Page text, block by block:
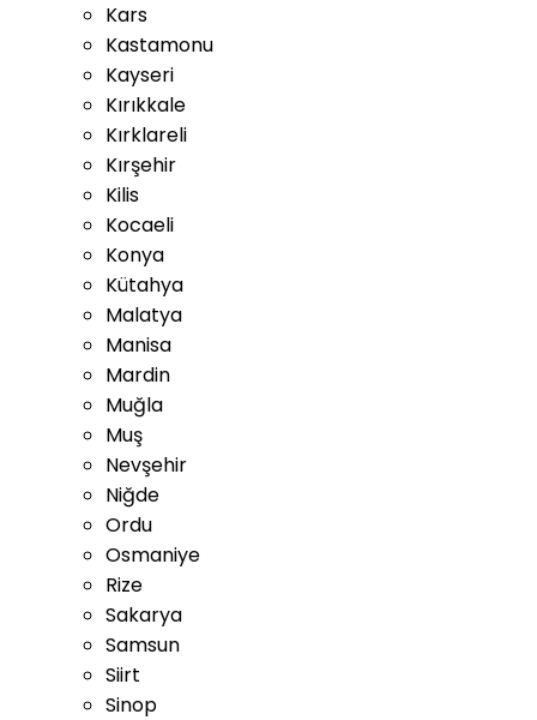
Kars
Kastamonu
Kayseri
Kırıkkale
Kırklareli
Kırşehir
Kilis
Kocaeli
Konya
Kütahya
Malatya
Manisa
Mardin
Muğla
Muş
Nevşehir
Niğde
Ordu
Osmaniye
Rize
Sakarya
Samsun
Siirt
Sinop